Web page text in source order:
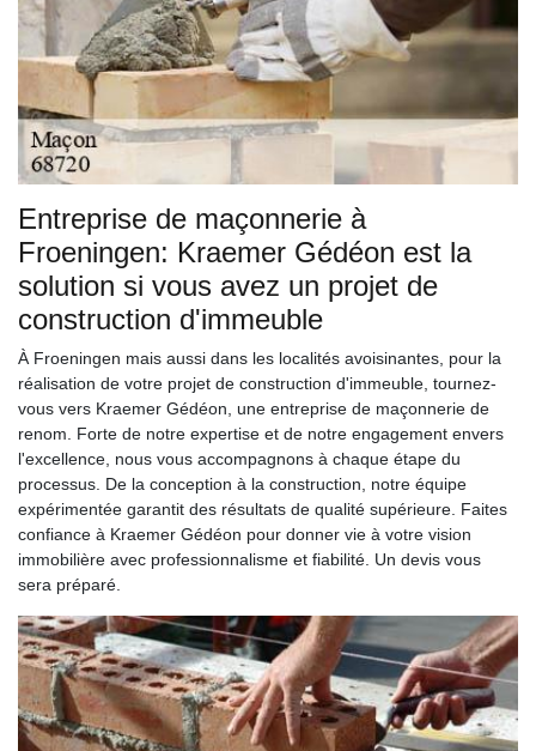
Entreprise de maçonnerie à
Froeningen: Kraemer Gédéon est la
solution si vous avez un projet de
construction d'immeuble
À Froeningen mais aussi dans les localités avoisinantes, pour la
réalisation de votre projet de construction d'immeuble, tournez-
vous vers Kraemer Gédéon, une entreprise de maçonnerie de
renom. Forte de notre expertise et de notre engagement envers
l'excellence, nous vous accompagnons à chaque étape du
processus. De la conception à la construction, notre équipe
expérimentée garantit des résultats de qualité supérieure. Faites
confiance à Kraemer Gédéon pour donner vie à votre vision
immobilière avec professionnalisme et fiabilité. Un devis vous
sera préparé.